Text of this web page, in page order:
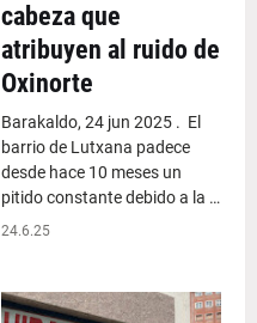
cabeza que
atribuyen al ruido de
Oxinorte
Barakaldo, 24 jun 2025 . El
barrio de Lutxana padece
desde hace 10 meses un
pitido constante debido a la …
24.6.25